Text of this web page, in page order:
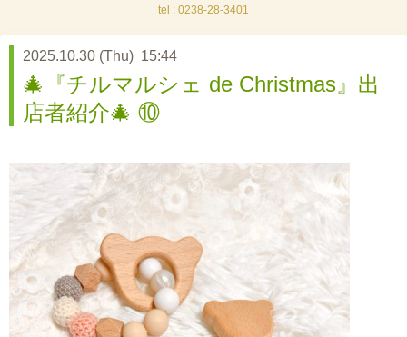
tel : 0238-28-3401
2025.10.30 (Thu) 15:44
🎄『チルマルシェ de Christmas』出
店者紹介🎄 ⑩